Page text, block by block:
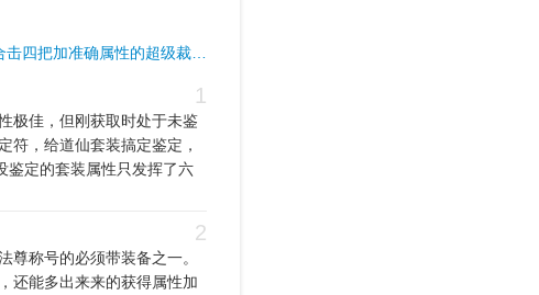
击四把加准确属性的超级裁…
1
极佳，但刚获取时处于未鉴
符，给道仙套装搞定鉴定，
鉴定的套装属性只发挥了六
2
称号的必须带装备之一。
还能多出来来的获得属性加